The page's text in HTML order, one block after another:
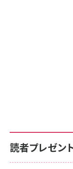
読者プレゼン